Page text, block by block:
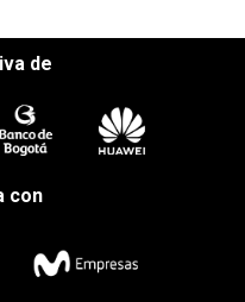
de
con